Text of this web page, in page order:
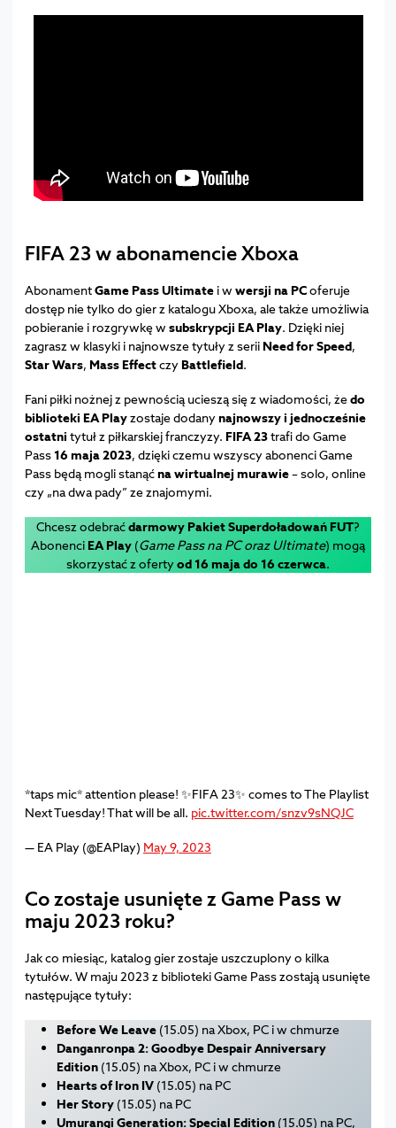
FIFA 23 w abonamencie Xboxa
AbonamentGame Pass Ultimatei w wersji na PCoferuje
dostęp nie tylko do gier z katalogu Xboxa, ale także umożliwia
pobieranie i rozgrywkę w subskrypcji EA Play. Dzięki niej
zagrasz w klasyki i najnowsze tytuły z serii Need for Speed,
Star Wars, Mass Effectczy Battlefield.
Fani piłki nożnej z pewnością ucieszą się z wiadomości, żedo
biblioteki EA Playzostaje dodanynajnowszy i jednocześnie
ostatni tytuł z piłkarskiej franczyzy. FIFA 23trafi do Game
Pass16 maja 2023, dzięki czemu wszyscy abonenci Game
Pass będą mogli stanąćna wirtualnej murawie– solo, online
czy „na dwa pady” ze znajomymi.
Chcesz odebraćdarmowy Pakiet Superdoładowań FUT?
Abonenci EA Play (Game Pass na PC oraz Ultimate) mogą
skorzystać z ofertyod 16 maja do 16 czerwca.
*taps mic* attention please! ✨FIFA 23✨ comes to The Playlist
Next Tuesday! That will be all. pic.twitter.com/snzv9sNQJC
— EA Play (@EAPlay) May 9, 2023
Co zostaje usunięte z Game Pass w
maju 2023 roku?
Jak co miesiąc, katalog gier zostaje uszczuplony o kilka
tytułów. W maju 2023 z biblioteki Game Pass zostają usunięte
następujące tytuły:
Before We Leave(15.05) na Xbox, PC i w chmurze
Danganronpa 2: Goodbye Despair Anniversary
Edition(15.05) na Xbox, PC i w chmurze
Hearts of Iron IV(15.05) na PC
Her Story(15.05) na PC
Umurangi Generation: Special Edition(15.05) na PC,